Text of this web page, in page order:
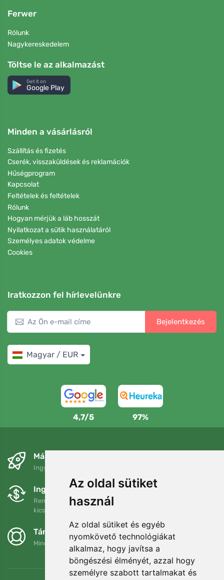
Az oldal sütiket
használ
Az oldal sütiket és egyéb
nyomkövető technológiákat
alkalmaz, hogy javítsa a
böngészési élményét, azzal hogy
személyre szabott tartalmakat és
Ferwer
Rólunk
Nagykereskedelem
Töltse le az alkalmazást
Get it on
Google Play
Minden a vásárlásról
Szállítás és fizetés
Cserék, visszaküldések és reklamációk
Hűségprogram
Kapcsolat
Feltételek és feltételek
Rólunk
Hogyan mérjük a láb hosszát
Nyilatkozat a sütik használatáról
Személyes adatok védelme
Cookies
Iratkozzon fel hírlevelünkre
Bejelentkezés
Magyar / EUR
4,7/5 97%
Másnapra és ingyenesen
Ingyenes szállítás a következő összeg felett: 80 EUR
Ingyenes csere és visszaküldés
Rendelését 90 napon belül bármikor visszaküldheti vagy
kicserélheti.
Támogatjuk a Trees.org-ot
Minden megrendelésért ültetünk egy fát! Bővebben